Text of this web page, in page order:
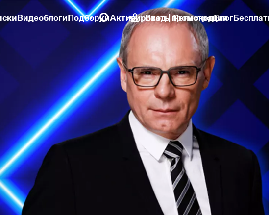
ВидеоблогиПодборкиАктивировать промокодБлог
Вход | Регистрация